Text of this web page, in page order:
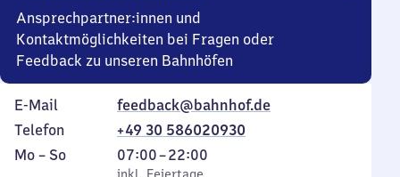
Ansprechpartner:innen und
Kontaktmöglichkeiten bei Fragen oder
Feedback zu unseren Bahnhöfen
E-Mail
feedback@bahnhof.de
Telefon
+49 30 586020930
Montag
Mo – So,
07:00–22:00
Von